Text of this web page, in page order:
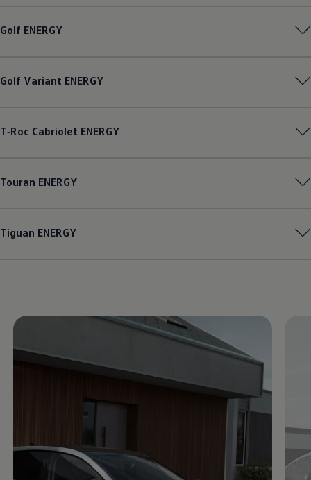
Pannen- und Unfallhilfe
Volkswagen Kundenbetreuung
Golf ENERGY
Golf Variant ENERGY
T‑Roc Cabriolet ENERGY
Touran ENERGY
Tiguan ENERGY